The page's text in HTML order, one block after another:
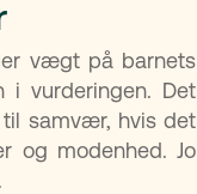
vægt på barnets
i vurderingen. Det
samvær, hvis det
og modenhed. Jo